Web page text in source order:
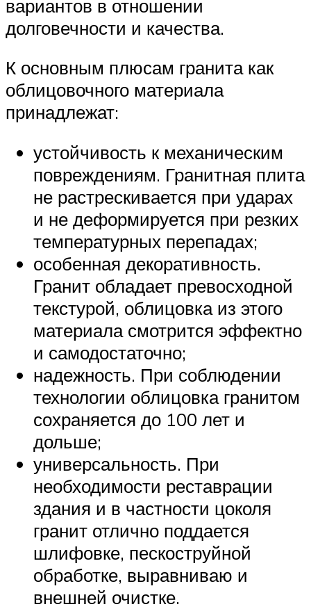
вариантов в отношении
долговечности и качества.
К основным плюсам гранита как
облицовочного материала
принадлежат:
устойчивость к механическим
повреждениям. Гранитная плита
не растрескивается при ударах
и не деформируется при резких
температурных перепадах;
особенная декоративность.
Гранит обладает превосходной
текстурой, облицовка из этого
материала смотрится эффектно
и самодостаточно;
надежность. При соблюдении
технологии облицовка гранитом
сохраняется до 100 лет и
дольше;
универсальность. При
необходимости реставрации
здания и в частности цоколя
гранит отлично поддается
шлифовке, пескоструйной
обработке, выравниваю и
внешней очистке.